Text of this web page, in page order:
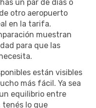
un par de días o
otro aeropuerto
en la tarifa.
muestran
para que las
están visibles
más fácil. Ya sea
equilibrio entre
tenés lo que